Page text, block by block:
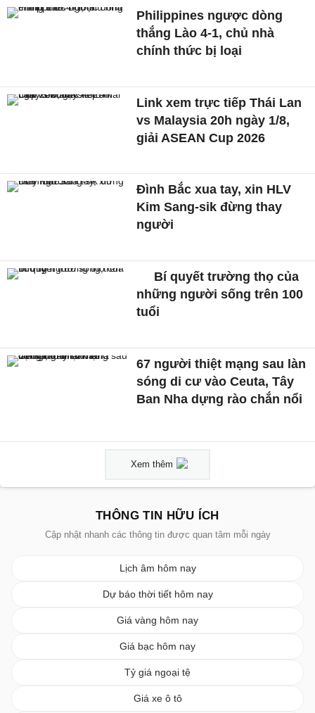
Philippines ngược dòng
thắng Lào 4-1, chủ nhà
chính thức bị loại
Link xem trực tiếp Thái Lan
vs Malaysia 20h ngày 1/8,
giải ASEAN Cup 2026
Đình Bắc xua tay, xin HLV
Kim Sang-sik đừng thay
người
Bí quyết trường thọ của
những người sống trên 100
tuổi
67 người thiệt mạng sau làn
sóng di cư vào Ceuta, Tây
Ban Nha dựng rào chắn nổi
Xem thêm
THÔNG TIN HỮU ÍCH
Cập nhật nhanh các thông tin được quan tâm mỗi ngày
Lịch âm hôm nay
Dự báo thời tiết hôm nay
Giá vàng hôm nay
Giá bạc hôm nay
Tỷ giá ngoại tệ
Giá xe ô tô